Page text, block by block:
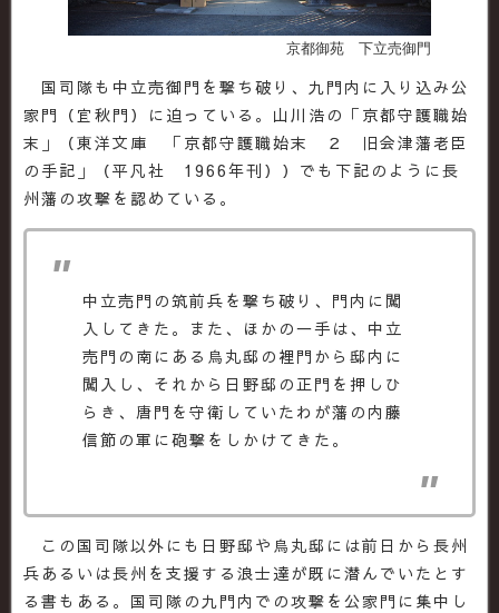
京都御苑 下立売御門
国司隊も中立売御門を撃ち破り、九門内に入り込み公
家門（宜秋門）に迫っている。山川浩の「京都守護職始
末」（東洋文庫 「京都守護職始末 ２ 旧会津藩老臣
の手記」（平凡社 1966年刊））でも下記のように長
州藩の攻撃を認めている。
中立売門の筑前兵を撃ち破り、門内に闖
入してきた。また、ほかの一手は、中立
売門の南にある烏丸邸の裡門から邸内に
闖入し、それから日野邸の正門を押しひ
らき、唐門を守衛していたわが藩の内藤
信節の軍に砲撃をしかけてきた。
この国司隊以外にも日野邸や烏丸邸には前日から長州
兵あるいは長州を支援する浪士達が既に潜んでいたとす
る書もある。国司隊の九門内での攻撃を公家門に集中し